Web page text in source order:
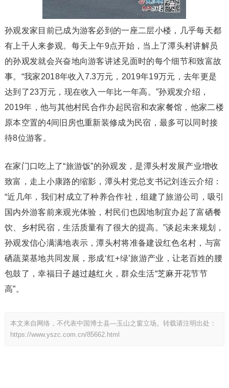
孙观发家目前已成为游客必到的一座二层小楼，几乎每天都
有上千人来参观。每天上午9点开始，当上了潭头村讲解员
的孙观发就会兴奋地向游客讲述见面时的每个细节和致富故
事。“我家2018年收入7.3万元，2019年19万元，去年更是
达到了23万元，现在收入一年比一年高。”孙观发介绍，
2019年，他与其他村民合作办起民宿和农家餐馆，他家二楼
原本空置的4间旧房也重新装修成为民宿，最多可以同时接
待8位游客。
在家门口吃上了“旅游饭”的孙观发，是潭头村发展产业增收
致富，走上小康路的缩影，潭头村党总支书记刘连云介绍：
“近几年，我们村成立了种养合作社，组建了旅游公司，吸引
国内外游客前来观光体验，村民们也因地制宜办起了富硒餐
饮、乡村民宿，生活质量有了很大的提高。”谈起未来规划，
孙观发信心满满地表示，潭头村将准备建设红色名村，与富
硒蔬菜基地共同发展，形成‘红+绿’旅游产业，让老百姓的腰
包鼓了，幸福日子越过越红火，群众生活“芝麻开花节节
高”。
本文来自网络，不代表中国博士县—玉山之窗立场。转载请注明出处：
https://www.yszc.com.cn/85662.html